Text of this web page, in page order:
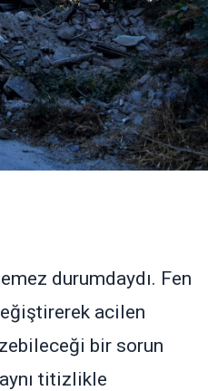
durumdaydı. Fen
acilen
bir sorun
titizlikle